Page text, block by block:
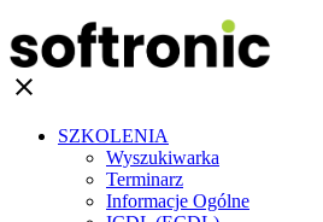
clear
SZKOLENIA
Wyszukiwarka
Terminarz
Informacje Ogólne